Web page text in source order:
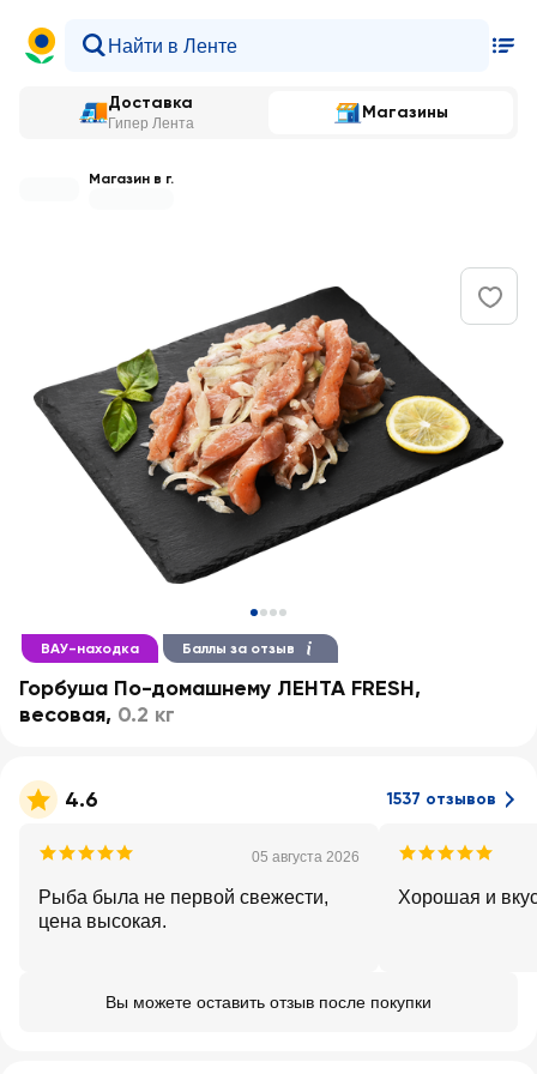
Доставка
Гипер Лента
Магазины
Магазин в г.
ВАУ-находка Баллы за отзыв
Горбуша По-домашнему ЛЕНТА FRESH,
весовая, 0.2 кг
4.6 1537 отзывов
05 августа 2026
Рыба была не первой свежести,
цена высокая.
Хорошая и
Вы можете оставить отзыв после покупки